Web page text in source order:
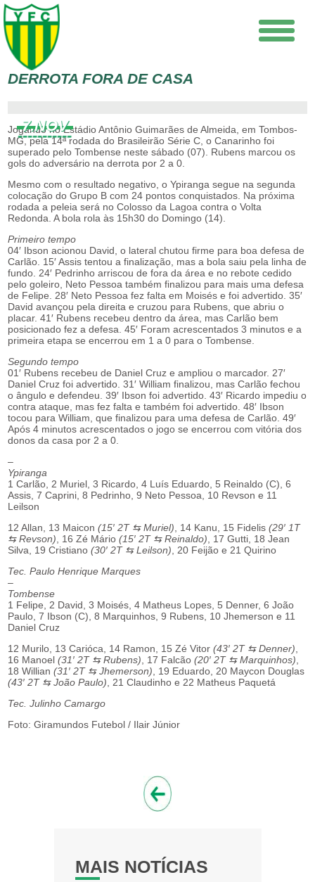
DERROTA FORA DE CASA
7.NOV
Jogando no Estádio Antônio Guimarães de Almeida, em Tombos-
MG, pela 14ª rodada do Brasileirão Série C, o Canarinho foi
superado pelo Tombense neste sábado (07). Rubens marcou os
gols do adversário na derrota por 2 a 0.
Mesmo com o resultado negativo, o Ypiranga segue na segunda
colocação do Grupo B com 24 pontos conquistados. Na próxima
rodada a peleia será no Colosso da Lagoa contra o Volta
Redonda. A bola rola às 15h30 do Domingo (14).
Primeiro tempo
04′ Ibson acionou David, o lateral chutou firme para boa defesa de
Carlão. 15′ Assis tentou a finalização, mas a bola saiu pela linha de
fundo. 24′ Pedrinho arriscou de fora da área e no rebote cedido
pelo goleiro, Neto Pessoa também finalizou para mais uma defesa
de Felipe. 28′ Neto Pessoa fez falta em Moisés e foi advertido. 35′
David avançou pela direita e cruzou para Rubens, que abriu o
placar. 41′ Rubens recebeu dentro da área, mas Carlão bem
posicionado fez a defesa. 45′ Foram acrescentados 3 minutos e a
primeira etapa se encerrou em 1 a 0 para o Tombense.
Segundo tempo
01′ Rubens recebeu de Daniel Cruz e ampliou o marcador. 27′
Daniel Cruz foi advertido. 31′ William finalizou, mas Carlão fechou
o ângulo e defendeu. 39′ Ibson foi advertido. 43′ Ricardo impediu o
contra ataque, mas fez falta e também foi advertido. 48′ Ibson
tocou para William, que finalizou para uma defesa de Carlão. 49′
Após 4 minutos acrescentados o jogo se encerrou com vitória dos
donos da casa por 2 a 0.
–
Ypiranga
1 Carlão, 2 Muriel, 3 Ricardo, 4 Luís Eduardo, 5 Reinaldo (C), 6
Assis, 7 Caprini, 8 Pedrinho, 9 Neto Pessoa, 10 Revson e 11
Leilson
12 Allan, 13 Maicon(15′ 2T ⇆ Muriel) , 14 Kanu, 15 Fidelis(29′ 1T
⇆ Revson) , 16 Zé Mário(15′ 2T ⇆ Reinaldo) , 17 Gutti, 18 Jean
Silva, 19 Cristiano(30′ 2T ⇆ Leilson) , 20 Feijão e 21 Quirino
Tec. Paulo Henrique Marques
–
Tombense
1 Felipe, 2 David, 3 Moisés, 4 Matheus Lopes, 5 Denner, 6 João
Paulo, 7 Ibson (C), 8 Marquinhos, 9 Rubens, 10 Jhemerson e 11
Daniel Cruz
12 Murilo, 13 Carióca, 14 Ramon, 15 Zé Vitor(43′ 2T ⇆ Denner)
16 Manoel(31′ 2T ⇆ Rubens) , 17 Falcão(20′ 2T ⇆ Marquinhos)
18 Willian(31′ 2T ⇆ Jhemerson) , 19 Eduardo, 20 Maycon Douglas
(43′ 2T ⇆ João Paulo) , 21 Claudinho e 22 Matheus Paquetá
Tec. Julinho Camargo
Foto: Giramundos Futebol / Ilair Júnior
MAIS NOTÍCIAS